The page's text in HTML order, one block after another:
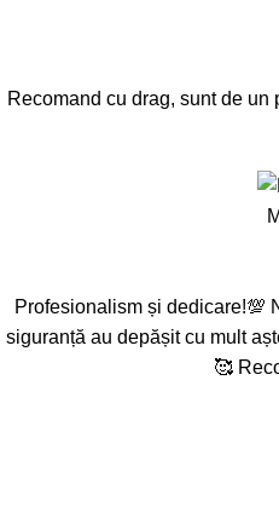
Recomand cu drag, sunt de
Profesionalism și dedicare!💯
siguranță au depășit cu mult
🥰